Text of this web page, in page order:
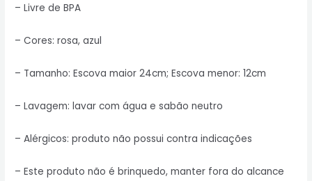
– Livre de BPA
– Cores: rosa, azul
– Tamanho: Escova maior 24cm; Escova menor: 12cm
– Lavagem: lavar com água e sabão neutro
– Alérgicos: produto não possui contra indicações
– Este produto não é brinquedo, manter fora do alcance